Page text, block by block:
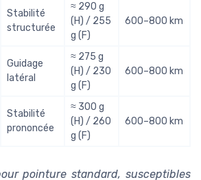
Stabilité
structurée
≈ 290 g
(H) / 255
g (F)
600–800 km
Guidage
latéral
≈ 275 g
(H) / 230
g (F)
600–800 km
Stabilité
prononcée
≈ 300 g
(H) / 260
g (F)
600–800 km
pointure standard, susceptibles